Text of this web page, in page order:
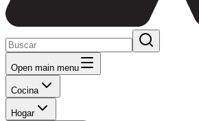
Open main menu
Cocina
Hogar